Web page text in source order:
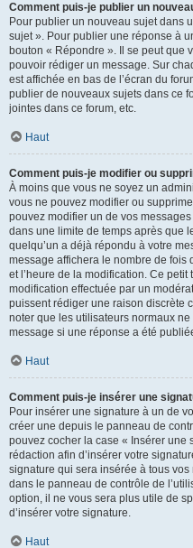
Comment puis-je publier un
Pour publier un nouveau sujet dans
sujet ». Pour publier une réponse à
bouton « Répondre ». Il se peut que
pouvoir rédiger un message. Sur
est affichée en bas de l’écran du
publier de nouveaux sujets dans ce
jointes dans ce forum, etc.
Haut
Comment puis-je modifier ou
À moins que vous ne soyez un
vous ne pouvez modifier ou
pouvez modifier un de vos
dans une limite de temps après que
quelqu’un a déjà répondu à votre
message affichera le nombre de fois
et l’heure de la modification. Ce petit
modification effectuée par un
puissent rédiger une raison discrète
noter que les utilisateurs normaux
message si une réponse a été
Haut
Comment puis-je insérer une
Pour insérer une signature à un de
créer une depuis le panneau de
pouvez cocher la case « Insérer une
rédaction afin d’insérer votre
signature qui sera insérée à tous
dans le panneau de contrôle de
option, il ne vous sera plus utile de
d’insérer votre signature.
Haut